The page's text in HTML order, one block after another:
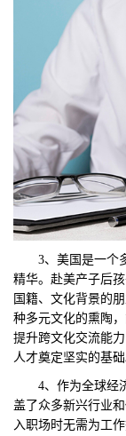
3、美国是一个多
精华。赴美产子后
国籍、文化背景的
种多元文化的熏陶
提升跨文化交流能
人才奠定坚实的基础
4、作为全球经济
盖了众多新兴行业
入职场时无需为工